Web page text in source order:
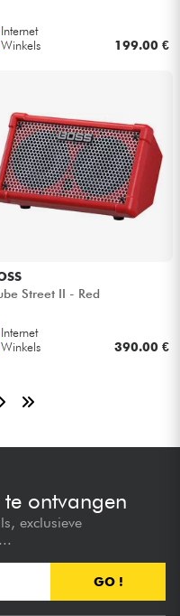
Internet
Winkels
199.00 €
Street II - Red
Internet
Winkels
390.00 €
ontvangen
exclusieve
GO !